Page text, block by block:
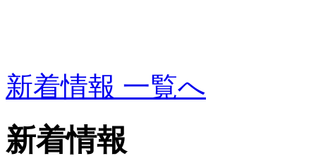
新着情報 一覧へ
新着情報